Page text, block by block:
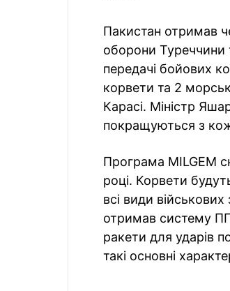
Пакистан отримав
оборони Туреччини
передачі бойових
корвети та 2
Карасі. Міністр
покращуються з
Програма MILGEM
році. Корвети
всі види
отримав систему
ракети для ударів
такі основні